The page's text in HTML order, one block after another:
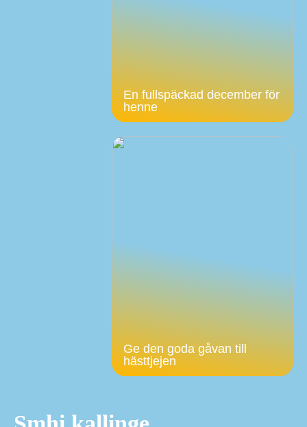
En fullspäckad december för
henne
Ge den goda gåvan till
hästtjejen